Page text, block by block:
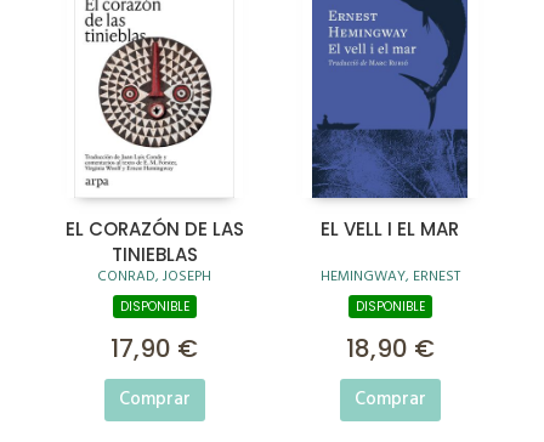
EL CORAZÓN DE LAS
TINIEBLAS
CONRAD, JOSEPH
DISPONIBLE
17,90 €
Comprar
EL VELL I EL MAR
HEMINGWAY, ERNEST
DISPONIBLE
18,90 €
Comprar